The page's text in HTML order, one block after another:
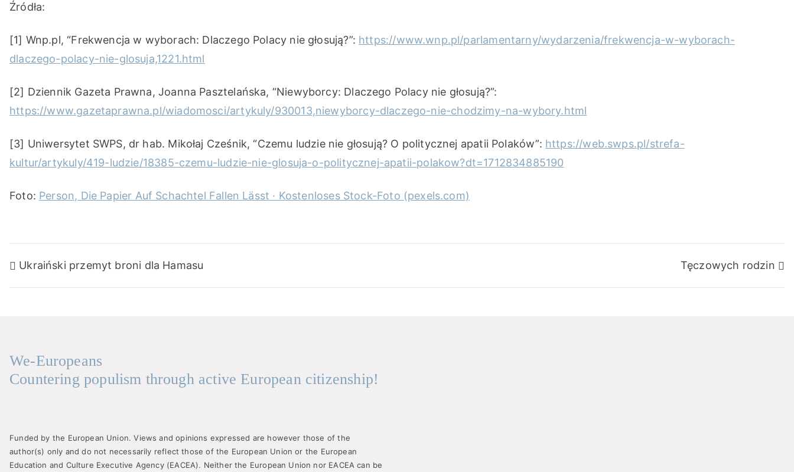
Źródła:
[1] Wnp.pl, “Frekwencja w wyborach: Dlaczego Polacy nie głosują?”: https://www.wnp.pl/parlamentarny/wydarzenia/frekwencja-w-wyborach-
dlaczego-polacy-nie-glosuja,1221.html
[2] Dziennik Gazeta Prawna, Joanna Pasztelańska, “Niewyborcy: Dlaczego Polacy nie głosują?”:
https://www.gazetaprawna.pl/wiadomosci/artykuly/930013,niewyborcy-dlaczego-nie-chodzimy-na-wybory.html
[3] Uniwersytet SWPS, dr hab. Mikołaj Cześnik, “Czemu ludzie nie głosują? O politycznej apatii Polaków”: https://web.swps.pl/strefa-
kultur/artykuly/419-ludzie/18385-czemu-ludzie-nie-glosuja-o-politycznej-apatii-polakow?dt=1712834885190
Foto: Person, Die Papier Auf Schachtel Fallen Lässt · Kostenloses Stock-Foto (pexels.com)
Post
Ukraiński przemyt broni dla Hamasu Tęczowych rodzin
We-Europeans
Countering populism through active European citizenship!
Funded by the European Union. Views and opinions expressed are however those of the
author(s) only and do not necessarily reflect those of the European Union or the European
Education and Culture Executive Agency (EACEA). Neither the European Union nor EACEA can be